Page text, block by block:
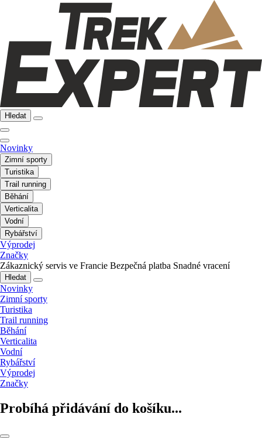
Hledat
Novinky
Zimní sporty
Turistika
Trail running
Běhání
Verticalita
Vodní
Rybářství
Výprodej
Značky
Zákaznický servis ve Francie Bezpečná platba Snadné vracení
Hledat
Novinky
Zimní sporty
Turistika
Trail running
Běhání
Verticalita
Vodní
Rybářství
Výprodej
Značky
Probíhá přidávání do košíku...